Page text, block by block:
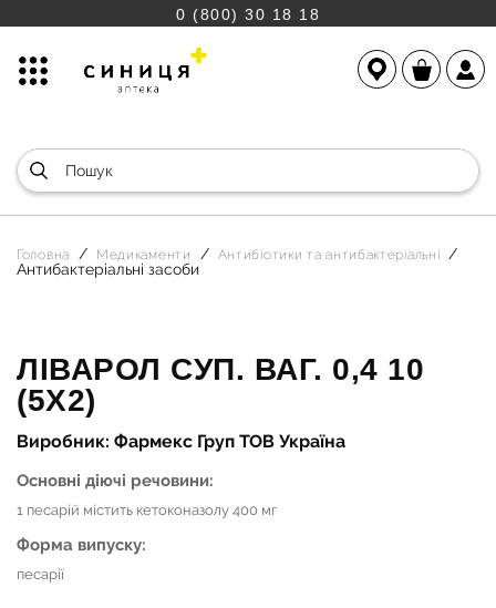
0 (800) 30 18 18
Головна Медикаменти Антибіотики та антибактеріальні
Антибактеріальні засоби
ЛІВАРОЛ СУП. ВАГ. 0,4 10
(5Х2)
Виробник: Фармекс Груп ТОВ Україна
Основні діючі речовини:
1 песарій містить кетоконазолу 400 мг
Форма випуску:
песарії